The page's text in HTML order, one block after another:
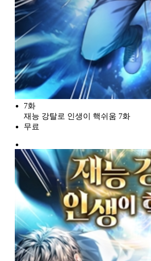
7화
재능 강탈로 인생이 핵쉬움 7화
무료